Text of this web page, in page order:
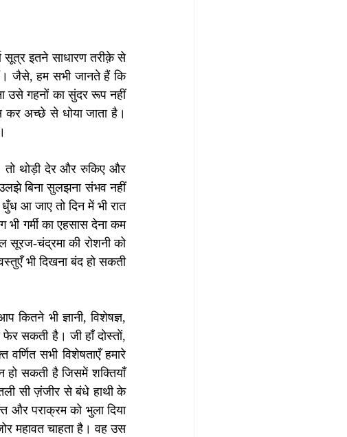
सूत्र इतने साधारण तरीक़े से
जैसे, हम सभी जानते हैं कि
उसे गहनों का सुंदर रूप नहीं
कर अच्छे से धोया जाता है।
तो थोड़ी देर और रुकिए और
बिना सुलझना संभव नहीं
आ जाए तो दिन में भी रात
गर्मी का एहसास देना कम
सूरज-चंद्रमा की रोशनी को
भी दिखना बंद हो सकती
कितने भी ज्ञानी, विशेषज्ञ,
फेर सकती है। जी हाँ दोस्तों,
सभी विशेषताएँ हमारे
हो सकती है जिसमें शक्तियाँ
सी ज़ंजीर से बंधे हाथी के
और पराक्रम को भुला दिया
महावत चाहता है। वह उस